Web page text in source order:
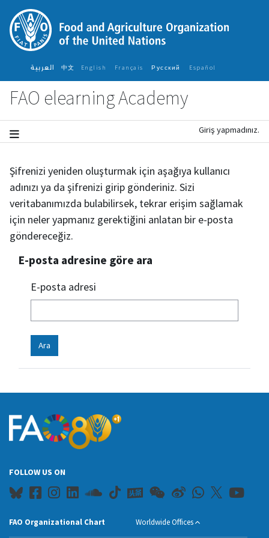
Ana içeriğe git
العربية 中文 English ‎ Français ‎ Русский ‎ Español ‎
FAO elearning Academy
Giriş yapmadınız.
Şifrenizi yeniden oluşturmak için aşağıya kullanıcı
adınızı ya da şifrenizi girip gönderiniz. Sizi
veritabanımızda bulabilirsek, tekrar erişim sağlamak
için neler yapmanız gerektiğini anlatan bir e-posta
göndereceğiz.
E-posta adresine göre ara
E-posta adresi
FOLLOW US ON
FAO Organizational Chart Worldwide Offices